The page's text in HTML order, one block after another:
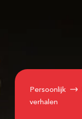
Persoonlijk
verhalen